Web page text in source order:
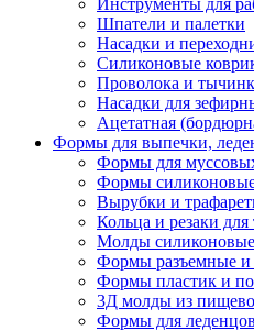
Инструменты для
Шпатели и палетки
Насадки и
Силиконовые
Проволока и
Насадки для
Ацетатная
Формы для выпечки,
Формы для
Формы
Вырубки и
Кольца и резаки для
Молды силиконовые
Формы разъемные и
Формы пластик и
3Д молды из
Формы для леденцов